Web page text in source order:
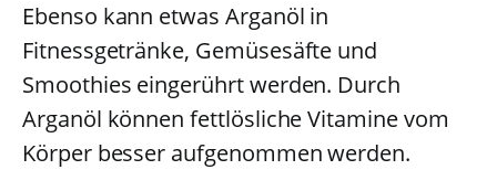
Ebenso kann etwas Arganöl in
Fitnessgetränke, Gemüsesäfte und
Smoothies eingerührt werden. Durch
Arganöl können fettlösliche Vitamine vom
Körper besser aufgenommen werden.